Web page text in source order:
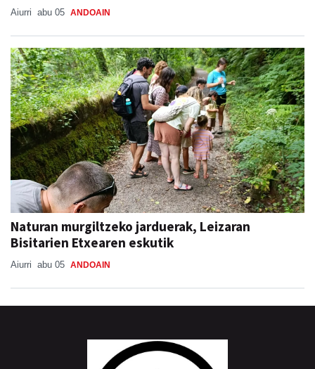
Aiurri abu 05 ANDOAIN
Naturan murgiltzeko jarduerak, Leizaran
Bisitarien Etxearen eskutik
Aiurri abu 05 ANDOAIN